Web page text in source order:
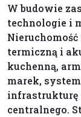
W budowie
technologie i
termiczną i
kuchenną,
marek,
infrastrukturę
centralnego.